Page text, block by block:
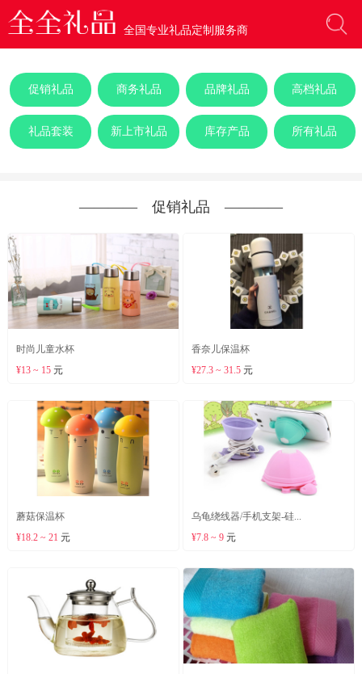
全国专业礼品定制服务商
促销礼品 商务礼品 品牌礼品 高档礼品
礼品套装 新上市礼品 库存产品 所有礼品
―――― 促销礼品 ――――
时尚儿童水杯
¥13 ~ 15元
香奈儿保温杯
¥27.3 ~ 31.5 元
蘑菇保温杯
¥18.2 ~ 21 元
乌龟绕线器/手机支架-硅...
¥7.8 ~ 9 元